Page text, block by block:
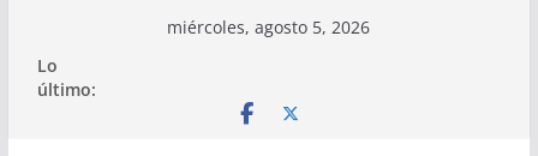
contenido
miércoles, agosto 5, 2026
Lo
último: